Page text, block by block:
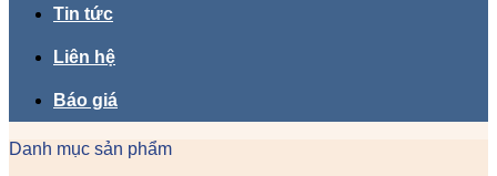
Tin tức
Liên hệ
Báo giá
Danh mục sản phẩm